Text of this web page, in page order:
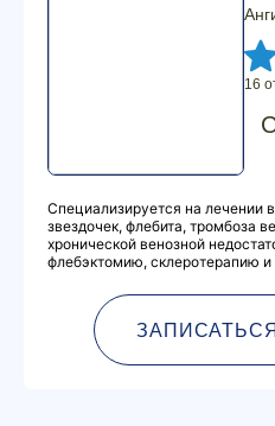
16
Специализируется на лечении
звездочек, флебита, тромбоза
хронической венозной
флебэктомию, склеротерапию и